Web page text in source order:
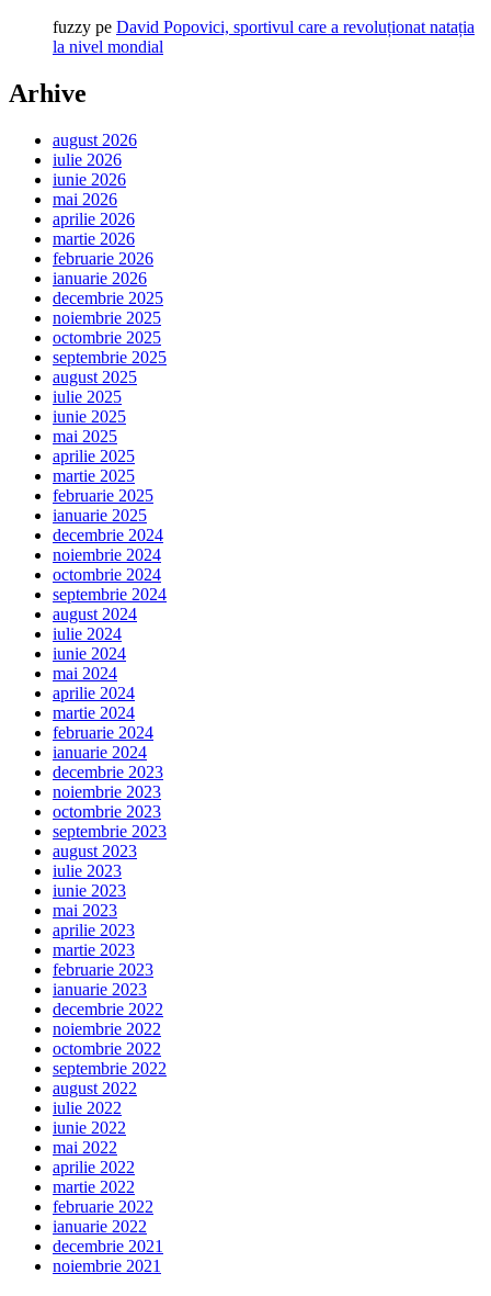
fuzzy pe David Popovici, sportivul care a revoluționat natația
la nivel mondial
Arhive
august 2026
iulie 2026
iunie 2026
mai 2026
aprilie 2026
martie 2026
februarie 2026
ianuarie 2026
decembrie 2025
noiembrie 2025
octombrie 2025
septembrie 2025
august 2025
iulie 2025
iunie 2025
mai 2025
aprilie 2025
martie 2025
februarie 2025
ianuarie 2025
decembrie 2024
noiembrie 2024
octombrie 2024
septembrie 2024
august 2024
iulie 2024
iunie 2024
mai 2024
aprilie 2024
martie 2024
februarie 2024
ianuarie 2024
decembrie 2023
noiembrie 2023
octombrie 2023
septembrie 2023
august 2023
iulie 2023
iunie 2023
mai 2023
aprilie 2023
martie 2023
februarie 2023
ianuarie 2023
decembrie 2022
noiembrie 2022
octombrie 2022
septembrie 2022
august 2022
iulie 2022
iunie 2022
mai 2022
aprilie 2022
martie 2022
februarie 2022
ianuarie 2022
decembrie 2021
noiembrie 2021